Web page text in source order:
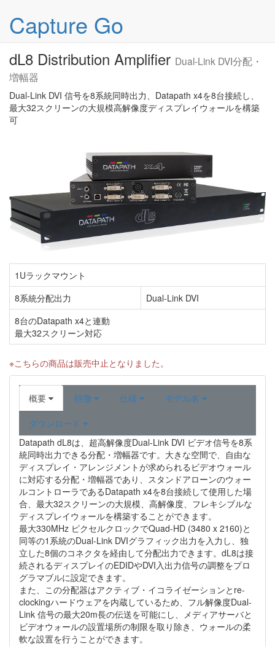
Capture Go
Datapath dL8
dL8 Distribution Amplifier Dual-Link DVI分配・
増幅器
Dual-Link DVI 信号を8系統同時出力、Datapath x4を8台接続し、
最大32スクリーンの大規模高解像度ディスプレイウォールを構築
可
1Uラックマウント
8系統分配出力
Dual-Link DVI
8台のDatapath x4と連動
最大32スクリーン対応
※こちらの商品は販売中止となりました。
概要 特徴 仕様 モデル名
ダウンロード
Datapath dL8は、超高解像度Dual-Link DVI ビデオ信号を8系
統同時出力できる分配・増幅器です。大きな空間で、自由な
ディスプレイ・アレンジメントが求められるビデオウォール
に対応する分配・増幅器であり、スタンドアローンのウォー
ルコントローラであるDatapath x4を8台接続して使用した場
合、最大32スクリーンの大規模、高解像度、フレキシブルな
ディスプレイウォールを構築することができます。
最大330MHz ピクセルクロックでQuad-HD (3480 x 2160)と
同等の1系統のDual-Link DVIグラフィック出力を入力し、独
立した8個のコネクタを経由して分配出力できます。dL8は接
続されるディスプレイのEDIDやDVI入出力信号の調整をプロ
グラマブルに設定できます。
また、この分配器はアクティブ・イコライゼーションとre-
clockingハードウェアを内蔵しているため、フル解像度Dual-
Link 信号の最大20m長の伝送を可能にし、メディアサーバと
ビデオウォールの設置場所の制限を取り除き、ウォールの柔
軟な設置を行うことができます。